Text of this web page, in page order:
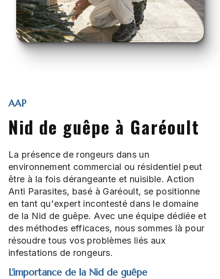
AAP
Nid de guêpe à Garéoult
La présence de rongeurs dans un
environnement commercial ou résidentiel peut
être à la fois dérangeante et nuisible. Action
Anti Parasites, basé à Garéoult, se positionne
en tant qu'expert incontesté dans le domaine
de la Nid de guêpe. Avec une équipe dédiée et
des méthodes efficaces, nous sommes là pour
résoudre tous vos problèmes liés aux
infestations de rongeurs.
L'importance de la Nid de guêpe